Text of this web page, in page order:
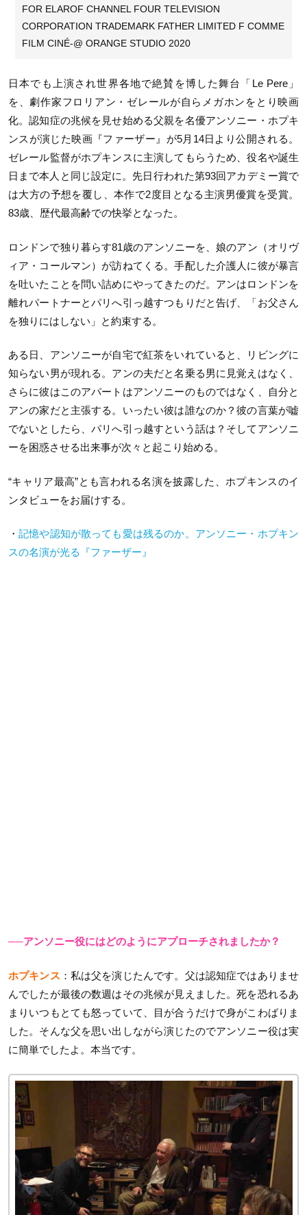
FOR ELAROF CHANNEL FOUR TELEVISION
CORPORATION TRADEMARK FATHER LIMITED F COMME
FILM CINÉ-@ ORANGE STUDIO 2020
日本でも上演され世界各地で絶賛を博した舞台「Le Pere」
を、劇作家フロリアン・ゼレールが自らメガホンをとり映画
化。認知症の兆候を見せ始める父親を名優アンソニー・ホプキ
ンスが演じた映画『ファーザー』が5月14日より公開される。
ゼレール監督がホプキンスに主演してもらうため、役名や誕生
日まで本人と同じ設定に。先日行われた第93回アカデミー賞で
は大方の予想を覆し、本作で2度目となる主演男優賞を受賞。
83歳、歴代最高齢での快挙となった。
ロンドンで独り暮らす81歳のアンソニーを、娘のアン（オリヴ
ィア・コールマン）が訪ねてくる。手配した介護人に彼が暴言
を吐いたことを問い詰めにやってきたのだ。アンはロンドンを
離れパートナーとパリへ引っ越すつもりだと告げ、「お父さん
を独りにはしない」と約束する。
ある日、アンソニーが自宅で紅茶をいれていると、リビングに
知らない男が現れる。アンの夫だと名乗る男に見覚えはなく、
さらに彼はこのアパートはアンソニーのものではなく、自分と
アンの家だと主張する。いったい彼は誰なのか？彼の言葉が嘘
でないとしたら、パリへ引っ越すという話は？そしてアンソニ
ーを困惑させる出来事が次々と起こり始める。
“キャリア最高”とも言われる名演を披露した、ホプキンスのイ
ンタビューをお届けする。
・記憶や認知が散っても愛は残るのか。アンソニー・ホプキン
スの名演が光る『ファーザー』
──アンソニー役にはどのようにアプローチされましたか？
ホプキンス ：私は父を演じたんです。父は認知症ではありませ
んでしたが最後の数週はその兆候が見えました。死を恐れるあ
まりいつもとても怒っていて、目が合うだけで身がこわばりま
した。そんな父を思い出しながら演じたのでアンソニー役は実
に簡単でしたよ。本当です。